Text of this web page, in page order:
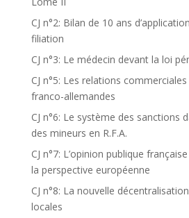
CJ n°2: Bilan de 10 ans
filiation
CJ n°3: Le médecin devant la loi
CJ n°5: Les relations
franco-allemandes
CJ n°6: Le système des sanctions
des mineurs en R.F.A.
CJ n°7: L’opinion publique
la perspective européenne
CJ n°8: La nouvelle
locales